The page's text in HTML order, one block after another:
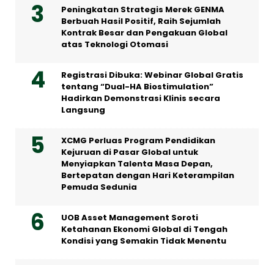
Peningkatan Strategis Merek GENMA
Berbuah Hasil Positif, Raih Sejumlah
Kontrak Besar dan Pengakuan Global
atas Teknologi Otomasi
Registrasi Dibuka: Webinar Global Gratis
tentang “Dual-HA Biostimulation”
Hadirkan Demonstrasi Klinis secara
Langsung
XCMG Perluas Program Pendidikan
Kejuruan di Pasar Global untuk
Menyiapkan Talenta Masa Depan,
Bertepatan dengan Hari Keterampilan
Pemuda Sedunia
UOB Asset Management Soroti
Ketahanan Ekonomi Global di Tengah
Kondisi yang Semakin Tidak Menentu